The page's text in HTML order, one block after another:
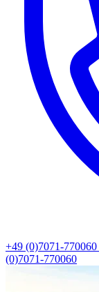
+49 (0)7071-770060
(0)7071-770060